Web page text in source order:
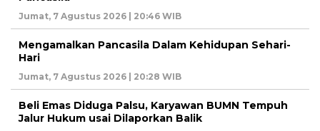
Jumat, 7 Agustus 2026 | 20:46 WIB
Mengamalkan Pancasila Dalam Kehidupan Sehari-
Hari
Jumat, 7 Agustus 2026 | 20:28 WIB
Beli Emas Diduga Palsu, Karyawan BUMN Tempuh
Jalur Hukum usai Dilaporkan Balik